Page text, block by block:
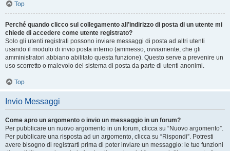
Top
Perché quando clicco sul collegamento all’indirizzo di posta di un utente mi
chiede di accedere come utente registrato?
Solo gli utenti registrati possono inviare messaggi di posta ad altri utenti
usando il modulo di invio posta interno (ammesso, ovviamente, che gli
amministratori abbiano abilitato questa funzione). Questo serve a prevenire un
uso scorretto o malevolo del sistema di posta da parte di utenti anonimi.
Top
Invio Messaggi
Come apro un argomento o invio un messaggio in un forum?
Per pubblicare un nuovo argomento in un forum, clicca su “Nuovo argomento”.
Per pubblicare una risposta ad un argomento, clicca su “Rispondi”. Potresti
avere bisogno di registrarti prima di poter inviare un messaggio: le tue funzioni